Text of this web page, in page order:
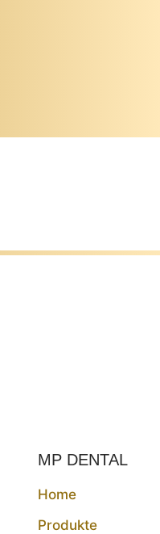
MP DENTAL
Home
Produkte